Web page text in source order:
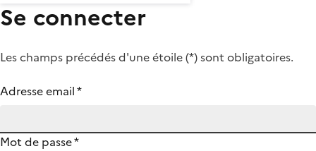
Se connecter
Les champs précédés d'une étoile (*) sont obligatoires.
Adresse email*
Mot de passe*